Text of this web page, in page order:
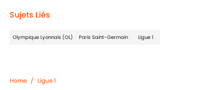
Sujets Liés
Olympique Lyonnais (OL) Paris Saint-Germain Ligue 1
Home / Ligue 1